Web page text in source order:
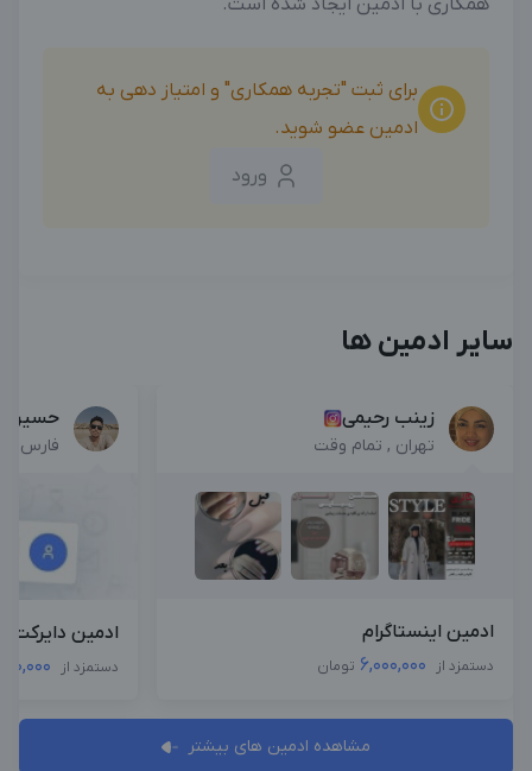
همکاری با ادمین ایجاد شده است.
برای ثبت "تجربه همکاری" و امتیاز دهی به
ادمین عضو شوید.
ورود
سایر ادمین ها
زینب رحیمی
تهران , تمام وقت
ادمین اینستاگرام
دستمزد از 6,000,000 تومان
حسین
فارس ,
ادمین دایرکت
دستمزد از
مشاهده ادمین های بیشتر